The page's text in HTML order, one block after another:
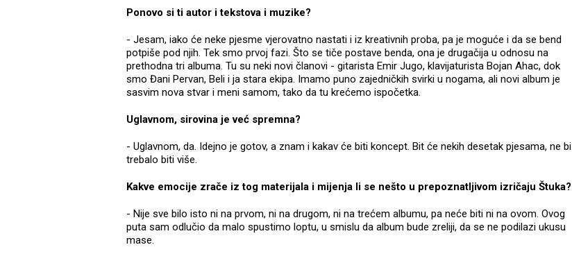
Ponovo si ti autor i tekstova i muzike?
- Jesam, iako će neke pjesme vjerovatno nastati i iz kreativnih proba, pa je moguće i da se bend
potpiše pod njih. Tek smo prvoj fazi. Što se tiče postave benda, ona je drugačija u odnosu na
prethodna tri albuma. Tu su neki novi članovi - gitarista Emir Jugo, klavijaturista Bojan Ahac, dok
smo Đani Pervan, Beli i ja stara ekipa. Imamo puno zajedničkih svirki u nogama, ali novi album je
sasvim nova stvar i meni samom, tako da tu krećemo ispočetka.
Uglavnom, sirovina je već spremna?
- Uglavnom, da. Idejno je gotov, a znam i kakav će biti koncept. Bit će nekih desetak pjesama, ne bi
trebalo biti više.
Kakve emocije zrače iz tog materijala i mijenja li se nešto u prepoznatljivom izričaju Štuka?
- Nije sve bilo isto ni na prvom, ni na drugom, ni na trećem albumu, pa neće biti ni na ovom. Ovog
puta sam odlučio da malo spustimo loptu, u smislu da album bude zreliji, da se ne podilazi ukusu
mase.